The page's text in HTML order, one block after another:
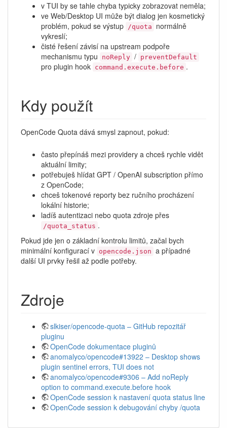
v TUI by se tahle chyba typicky zobrazovat neměla;
ve Web/Desktop UI může být dialog jen kosmetický
problém, pokud se výstup /quota
normálně
vykreslí;
čisté řešení závisí na upstream podpoře
mechanismu typu
noReply / preventDefault
pro plugin hook command.execute.before .
Kdy použít
OpenCode Quota dává smysl zapnout, pokud:
často přepínáš mezi providery a chceš rychle vidět
aktuální limity;
potřebuješ hlídat GPT / OpenAI subscription přímo
z OpenCode;
chceš tokenové reporty bez ručního procházení
lokální historie;
ladíš autentizaci nebo quota zdroje přes
/quota_status .
Pokud jde jen o základní kontrolu limitů, začal bych
minimální konfigurací v opencode.json a případné
další UI prvky řešil až podle potřeby.
Zdroje
slkiser/opencode-quota – GitHub repozitář
pluginu
OpenCode dokumentace pluginů
anomalyco/opencode#13922 – Desktop shows
plugin sentinel errors, TUI does not
anomalyco/opencode#9306 – Add noReply
option to command.execute.before hook
OpenCode session k nastavení quota status line
OpenCode session k debugování chyby /quota